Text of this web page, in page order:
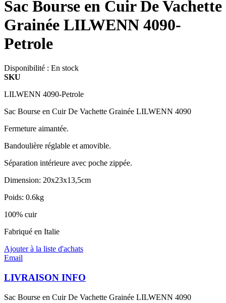
Sac Bourse en Cuir De Vachette
Grainée LILWENN 4090-
Petrole
Disponibilité : En stock
SKU
LILWENN 4090-Petrole
Sac Bourse en Cuir De Vachette Grainée LILWENN 4090
Fermeture aimantée.
Bandoulière réglable et amovible.
Séparation intérieure avec poche zippée.
Dimension: 20x23x13,5cm
Poids: 0.6kg
100% cuir
Fabriqué en Italie
Ajouter à la liste d'achats
Email
LIVRAISON INFO
Sac Bourse en Cuir De Vachette Grainée LILWENN 4090